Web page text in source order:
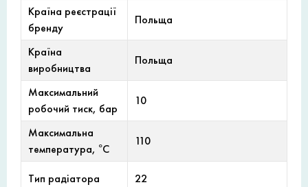
Країна реєстрації
бренду
Польща
Країна
виробництва
Польща
Максимальний
робочий тиск, бар
10
Максимальна
температура, °С
110
Тип радіатора 22